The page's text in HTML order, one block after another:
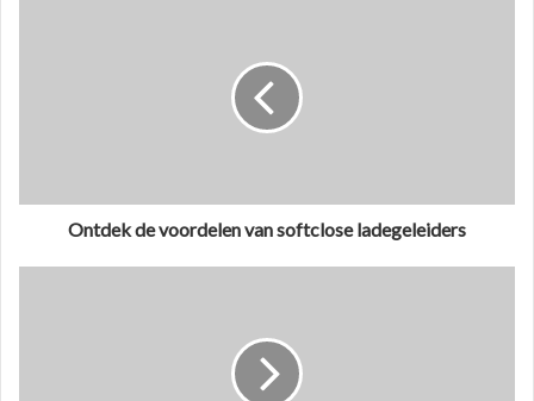
Ontdek de voordelen van softclose ladegeleiders